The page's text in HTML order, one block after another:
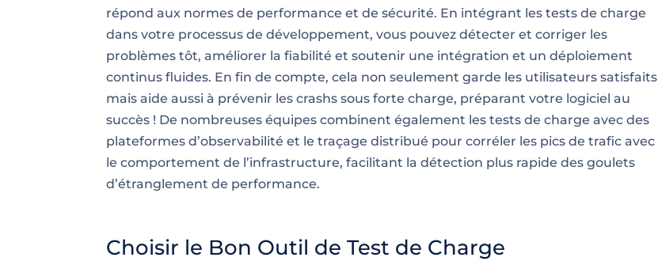
répond aux normes de performance et de sécurité. En intégrant les tests de charge
dans votre processus de développement, vous pouvez détecter et corriger les
problèmes tôt, améliorer la fiabilité et soutenir une intégration et un déploiement
continus fluides. En fin de compte, cela non seulement garde les utilisateurs satisfaits
mais aide aussi à prévenir les crashs sous forte charge, préparant votre logiciel au
succès ! De nombreuses équipes combinent également les tests de charge avec des
plateformes d’observabilité et le traçage distribué pour corréler les pics de trafic avec
le comportement de l’infrastructure, facilitant la détection plus rapide des goulets
d’étranglement de performance.
Choisir le Bon Outil de Test de Charge